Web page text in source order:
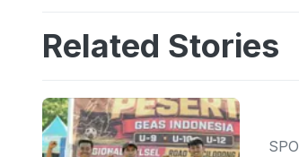
Related Stories